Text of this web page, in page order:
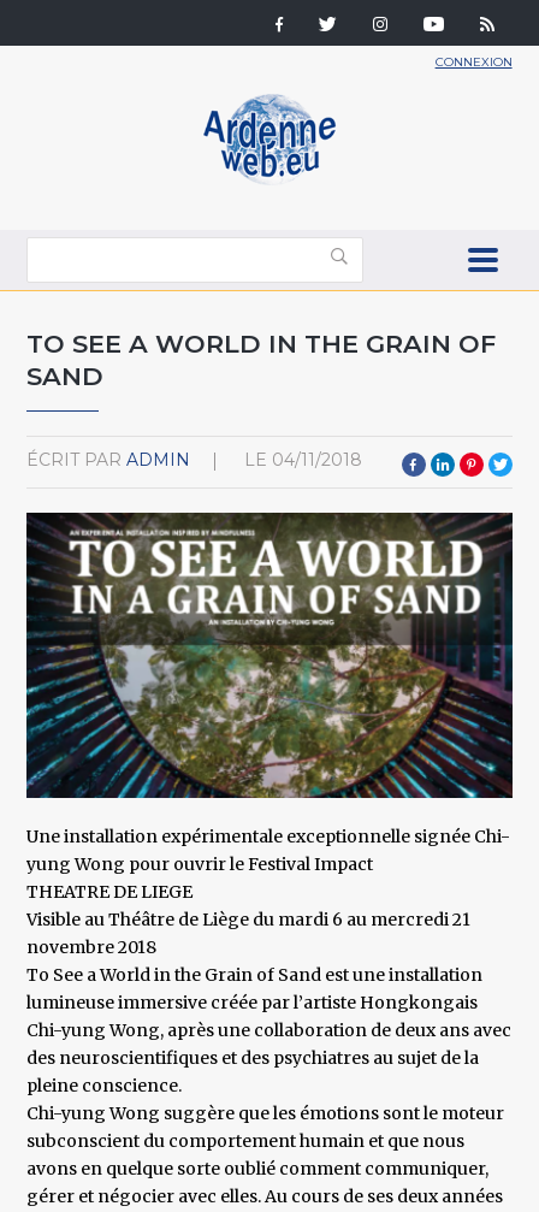
CONNEXION
TO SEE A WORLD IN THE GRAIN OF
SAND
ÉCRIT PAR ADMIN LE 04/11/2018
Une installation expérimentale exceptionnelle signée Chi-
yung Wong pour ouvrir le Festival Impact
THEATRE DE LIEGE
Visible au Théâtre de Liège du mardi 6 au mercredi 21
novembre 2018
To See a World in the Grain of Sand est une installation
lumineuse immersive créée par l’artiste Hongkongais
Chi-yung Wong, après une collaboration de deux ans avec
des neuroscientifiques et des psychiatres au sujet de la
pleine conscience.
Chi-yung Wong suggère que les émotions sont le moteur
subconscient du comportement humain et que nous
avons en quelque sorte oublié comment communiquer,
gérer et négocier avec elles. Au cours de ses deux années